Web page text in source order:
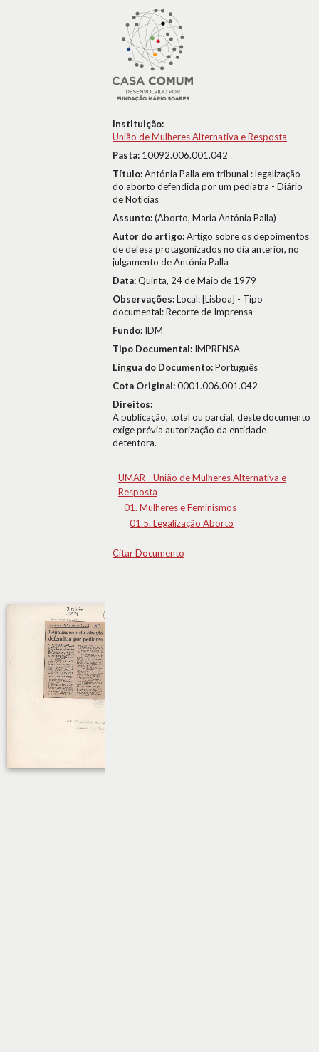
Instituição:
União de Mulheres Alternativa e Resposta
Pasta: 10092.006.001.042
Título:Antónia Palla em tribunal : legalização
do aborto defendida por um pediatra - Diário
de Notícias
Assunto:(Aborto, Maria Antónia Palla)
Autor do artigo:Artigo sobre os depoimentos
de defesa protagonizados no dia anterior, no
julgamento de Antónia Palla
Data:Quinta, 24 de Maio de 1979
Observações:Local: [Lisboa] - Tipo
documental: Recorte de Imprensa
Fundo: IDM
Tipo Documental: IMPRENSA
Língua do Documento:Português
Cota Original:0001.006.001.042
Direitos:
A publicação, total ou parcial, deste documento
exige prévia autorização da entidade
detentora.
UMAR - União de Mulheres Alternativa e
Resposta
01. Mulheres e Feminismos
01.5. Legalização Aborto
Citar Documento